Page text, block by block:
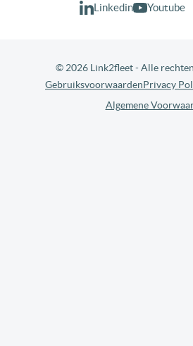
Linkedin Youtube
© 2026 Link2fleet - Alle
GebruiksvoorwaardenPrivacy
Algemene